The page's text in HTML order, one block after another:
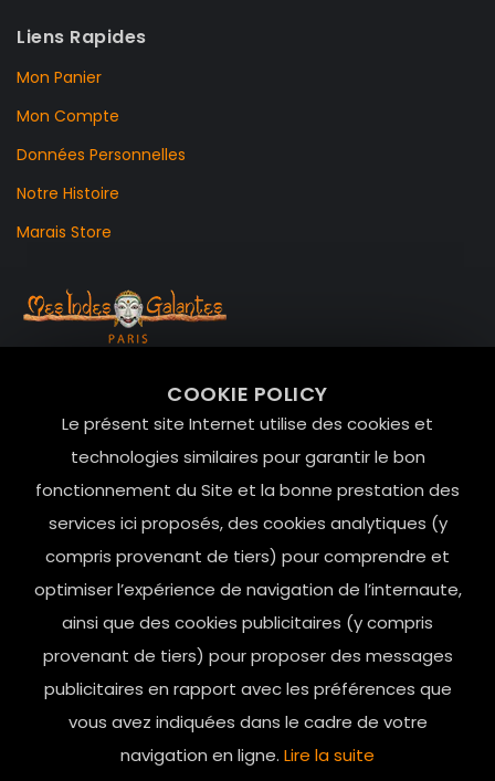
COOKIE POLICY
Le présent site Internet utilise des cookies et
technologies similaires pour garantir le bon
fonctionnement du Site et la bonne prestation des
services ici proposés, des cookies analytiques (y
compris provenant de tiers) pour comprendre et
optimiser l’expérience de navigation de l’internaute,
ainsi que des cookies publicitaires (y compris
provenant de tiers) pour proposer des messages
publicitaires en rapport avec les préférences que
vous avez indiquées dans le cadre de votre
navigation en ligne. Lire la suite
Liens Rapides
Mon Panier
Mon Compte
Données Personnelles
Notre Histoire
Marais Store
Le Marais, 75004 Paris
contact@mesindesgalantes.com
01.42.72.42.51